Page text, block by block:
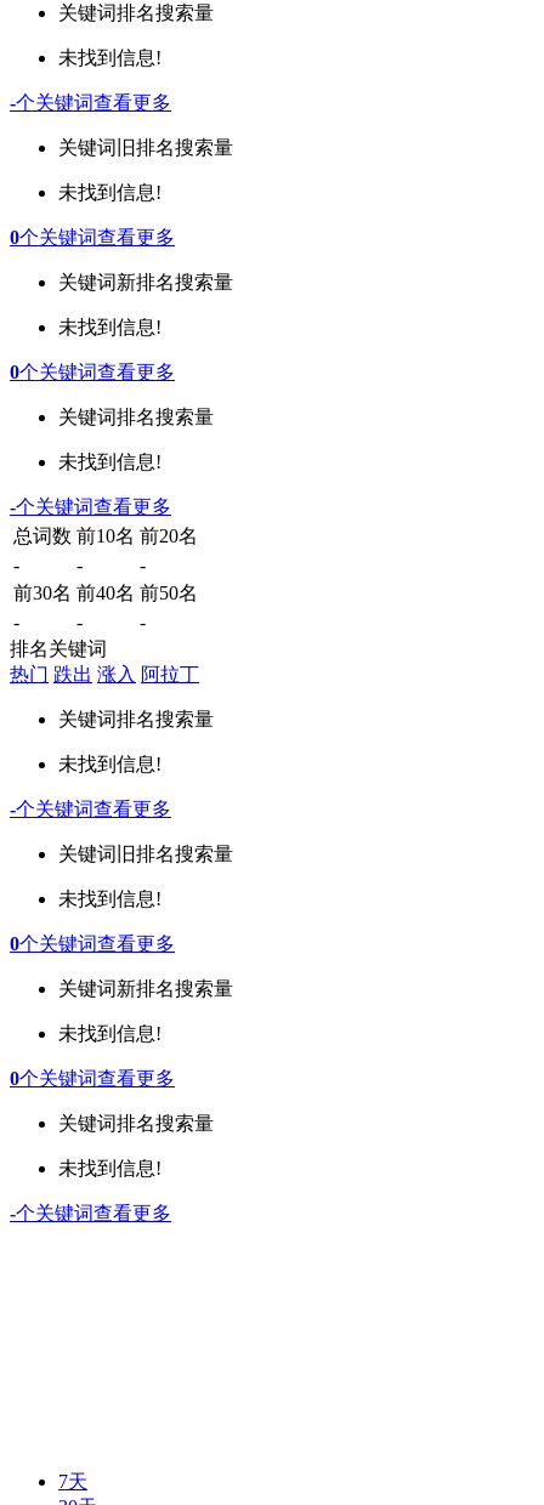
关键词排名搜索量
未找到信息!
-个关键词查看更多
关键词 旧排名搜索量
未找到信息!
0个关键词查看更多
关键词新排名搜索量
未找到信息!
0个关键词查看更多
关键词排名搜索量
未找到信息!
-个关键词查看更多
总词数 前10名 前20名
-
-
-
前30名 前40名 前50名
-
-
-
排名关键词
热门 跌出 涨入 阿拉丁
关键词排名搜索量
未找到信息!
-个关键词查看更多
关键词 旧排名搜索量
未找到信息!
0个关键词查看更多
关键词新排名搜索量
未找到信息!
0个关键词查看更多
关键词排名搜索量
未找到信息!
-个关键词查看更多
7天